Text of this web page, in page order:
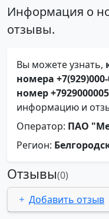
Информация о
отзывы.
Вы можете узнать,
номера
номер
информацию и
Оператор: ПАО
Регион:
Отзывы(0)
Добавить отзыв